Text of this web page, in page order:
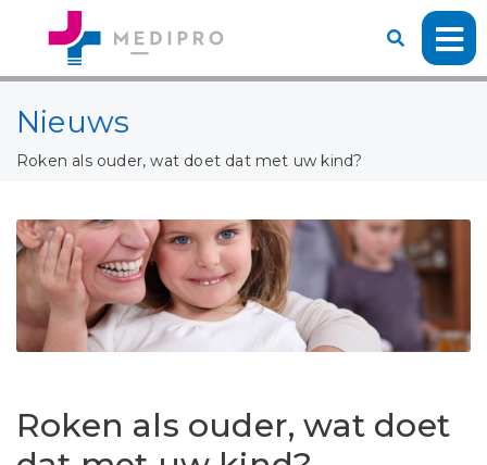
Nieuws
Roken als ouder, wat doet dat met uw kind?
Roken als ouder, wat doet